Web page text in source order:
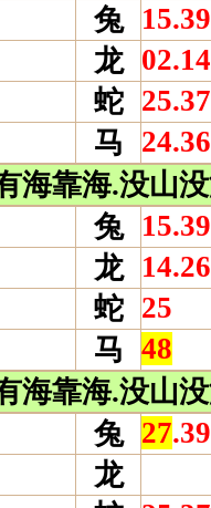
兔
15.39
龙
蛇
马
海靠海.没山
兔
15.39
龙
蛇 25
马 48
海靠海.没山
兔 27.39
龙